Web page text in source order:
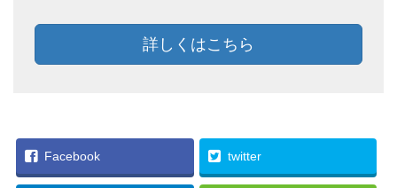
詳しくはこちら
Facebook twitter